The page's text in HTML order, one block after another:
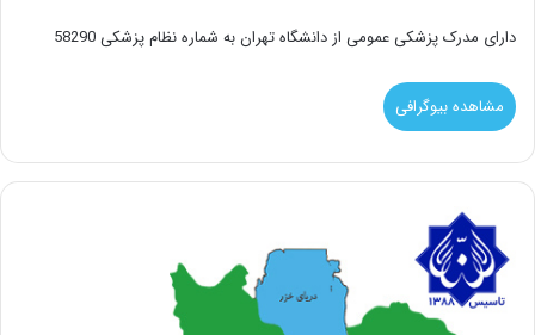
دارای مدرک پزشکی عمومی از دانشگاه تهران به شماره نظام پزشکی 58290
مشاهده بیوگرافی